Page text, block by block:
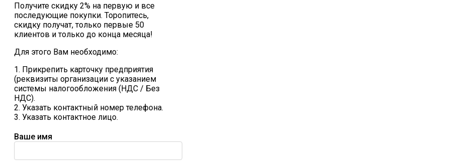
Получите скидку 2% на первую и все
последующие покупки. Торопитесь,
скидку получат, только первые 50
клиентов и только до конца месяца!
Для этого Вам необходимо:
1. Прикрепить карточку предприятия
(реквизиты организации с указанием
системы налогообложения (НДС / Без
НДС).
2. Указать контактный номер телефона.
3. Указать контактное лицо.
Ваше имя